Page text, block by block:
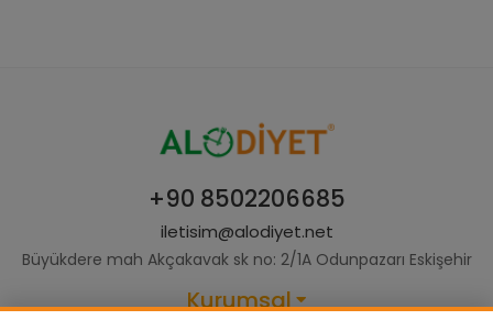
+90 8502206685
iletisim@alodiyet.net
Büyükdere mah Akçakavak sk no: 2/1A Odunpazarı Eskişehir
Kurumsal